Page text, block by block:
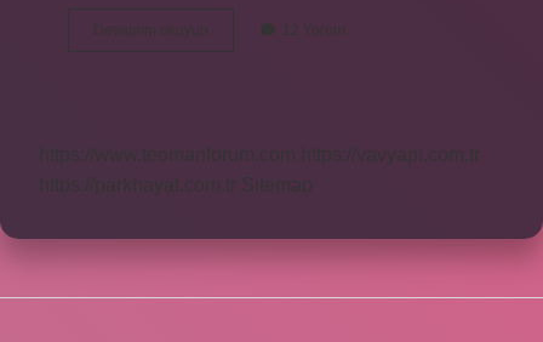
12 Yorum
https://www.teomanforum.com
https://vavyapi.com.tr
https://parkhayat.com.tr
Sitemap